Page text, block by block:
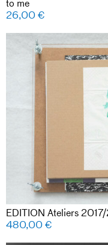
to me
26,00€
EDITION Ateliers
480,00€